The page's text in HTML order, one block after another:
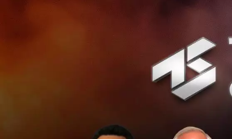
ระบบปฏิบัติการทั้ง
ตอนนี้มีการเปิดให้
นอกจากนี้ยังมีการแ
และพื้นที่ที่มีการระ
และไม่ออกมาใช้ชี
ผลกระทบของ